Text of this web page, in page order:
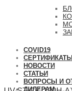
COVID19
СЕРТИФИКАТЫ
НОВОСТИ
СТАТЬИ
ВОПРОСЫ И
ДИЛЕРАМ